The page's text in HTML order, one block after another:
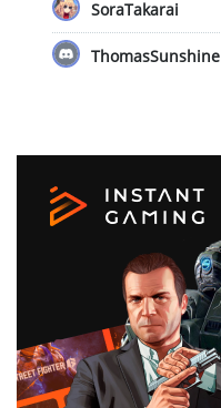
SoraTakarai
ThomasSunshine